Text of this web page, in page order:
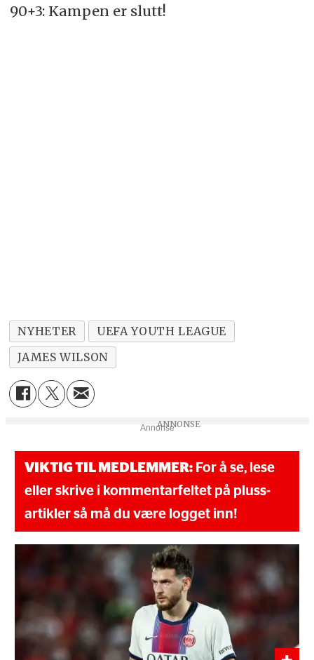
90+3: Kampen er slutt!
NYHETER
UEFA YOUTH LEAGUE
JAMES WILSON
Annonse
VIKTIG TIL MEDLEMMER:For å se, lese
eller skrive i kommentarfeltet på pluss-
artikler så må du være logget inn!